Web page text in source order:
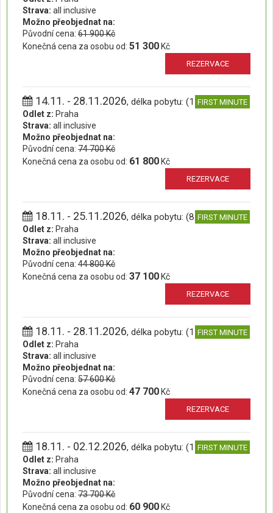
Strava: all inclusive
Možno přeobjednat na:
Původní cena: 61 900 Kč
Konečná cena za osobu od: 51 300 Kč
REZERVACE
14.11. - 28.11.2026, délka pobytu: (15 dní)FIRST MINUTE
Odlet z: Praha
Strava: all inclusive
Možno přeobjednat na:
Původní cena: 74 700 Kč
Konečná cena za osobu od: 61 800 Kč
REZERVACE
18.11. - 25.11.2026, délka pobytu: (8 dní)FIRST MINUTE
Odlet z: Praha
Strava: all inclusive
Možno přeobjednat na:
Původní cena: 44 800 Kč
Konečná cena za osobu od: 37 100 Kč
REZERVACE
18.11. - 28.11.2026, délka pobytu: (11 dní)FIRST MINUTE
Odlet z: Praha
Strava: all inclusive
Možno přeobjednat na:
Původní cena: 57 600 Kč
Konečná cena za osobu od: 47 700 Kč
REZERVACE
18.11. - 02.12.2026, délka pobytu: (15 dní)FIRST MINUTE
Odlet z: Praha
Strava: all inclusive
Možno přeobjednat na:
Původní cena: 73 700 Kč
Konečná cena za osobu od: 60 900 Kč